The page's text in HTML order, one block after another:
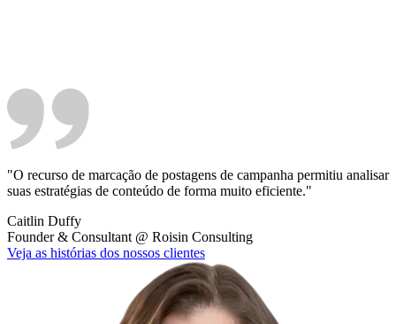
"O recurso de marcação de postagens de campanha permitiu analisar
suas estratégias de conteúdo de forma muito eficiente."
Caitlin Duffy
Founder & Consultant @ Roisin Consulting
Veja as histórias dos nossos clientes